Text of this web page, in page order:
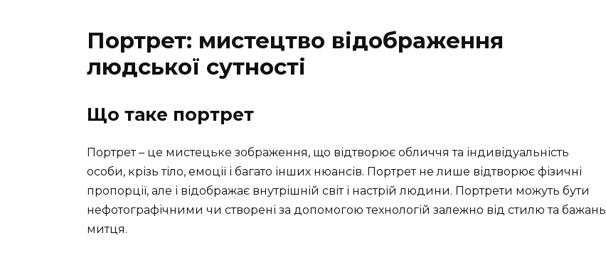
Портрет: мистецтво відображення
людської сутності
Що таке портрет
Портрет – це мистецьке зображення, що відтворює обличчя та індивідуальність
особи, крізь тіло, емоції і багато інших нюансів. Портрет не лише відтворює фізичні
пропорції, але і відображає внутрішній світ і настрій людини. Портрети можуть бути
нефотографічними чи створені за допомогою технологій залежно від стилю та бажань
митця.